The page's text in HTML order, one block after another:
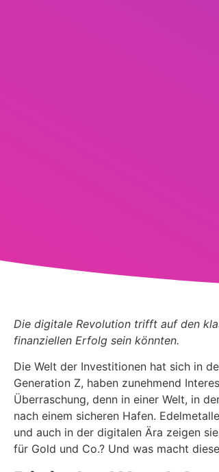
Die digitale Revolution trifft auf den
finanziellen Erfolg sein könnten.
Die Welt der Investitionen hat sich in
Generation Z, haben zunehmend
Überraschung, denn in einer Welt, in
nach einem sicheren Hafen.
und auch in der digitalen Ära zeigen
für Gold und Co.? Und was macht